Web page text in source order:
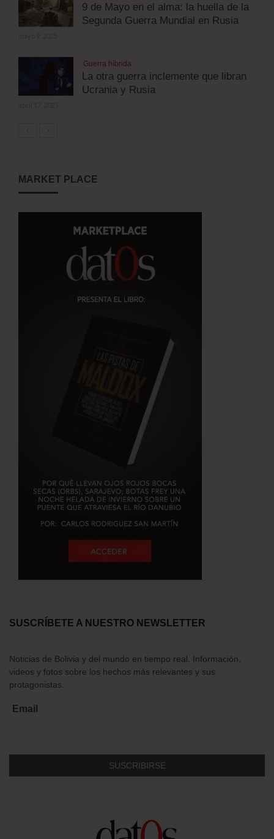
9 de Mayo en el alma: la huella de la
Segunda Guerra Mundial en Rusia
Guerra híbrida
La otra guerra inclemente que libran
Ucrania y Rusia
MARKET PLACE
SUSCRÍBETE A NUESTRO NEWSLETTER
Noticias de Bolivia y del mundo en tiempo real. Información,
videos y fotos sobre los hechos más relevantes y sus
protagonistas.
Email